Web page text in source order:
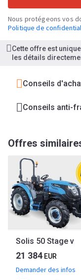
Nous protégeons vos
Politique de
Cette offre est
les détails
Conseils
Conseils anti-
Offres
Solis 50 Stage v
21 384 EUR
Demander des infos